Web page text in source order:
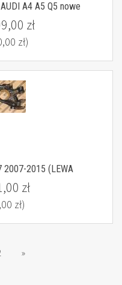
A4 A5 Q5 nowe
zł
zł)
2007-2015 (LEWA
zł
zł)
»